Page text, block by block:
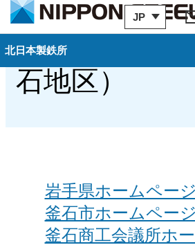
JP
サイト内検索 メニュー
北日本製鉄所
北日本製鉄所
室蘭地区案内
釜石地区案内
官公庁・地域
石地区）
岩手県ホームペー
釜石市ホームページ
釜石商工会議所ホ